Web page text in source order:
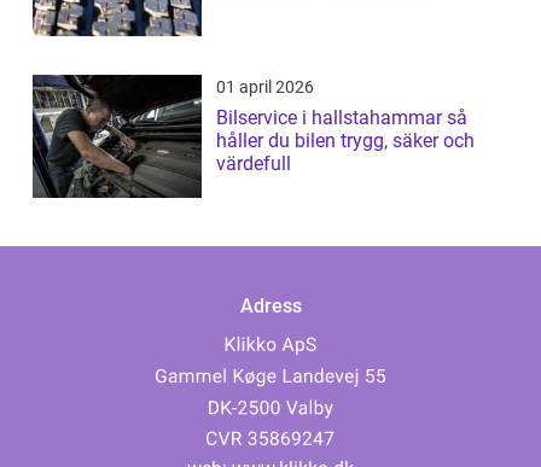
01 april 2026
Bilservice i hallstahammar så
håller du bilen trygg, säker och
värdefull
Adress